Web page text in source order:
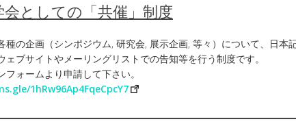
会としての「共催」制度
種の企画（シンポジウム, 研究会, 展示企画, 等々）について、日本
ェブサイトやメーリングリストでの告知等を行う制度です。
フォームより申請して下さい。
1hRw96Ap4FqeCpcY7